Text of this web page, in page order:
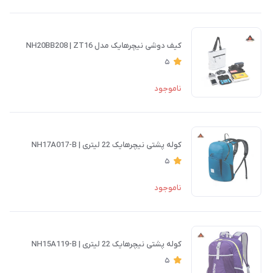
کیف دوشی نیچرهایک مدل NH20BB208 | ZT16
5
ناموجود
کوله پشتی نیچرهایک 22 لیتری | NH17A017-B
5
ناموجود
کوله پشتی نیچرهایک 22 لیتری | NH15A119-B
5